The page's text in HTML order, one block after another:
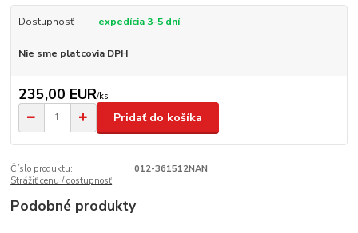
Dostupnosť expedícia 3-5 dní
Nie sme platcovia DPH
235,00 EUR/ks
Pridať do košíka
Číslo produktu:
012-361512NAN
Strážiť cenu / dostupnosť
Podobné produkty